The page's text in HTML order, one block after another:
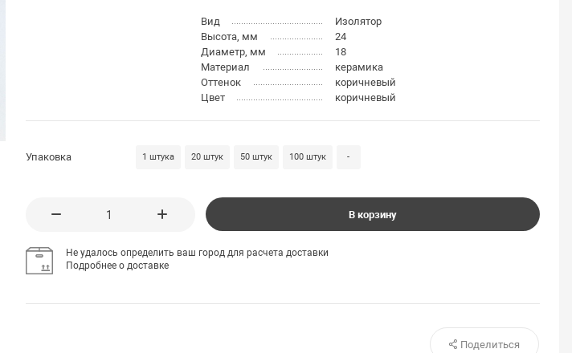
Вид
Изолятор
Высота, мм
24
Диаметр, мм
18
Материал
керамика
Оттенок
коричневый
Цвет
коричневый
Упаковка 1 штука 20 штук 50 штук 100 штук -
В корзину
Не удалось определить ваш город для расчета доставки
Подробнее о доставке
Поделиться